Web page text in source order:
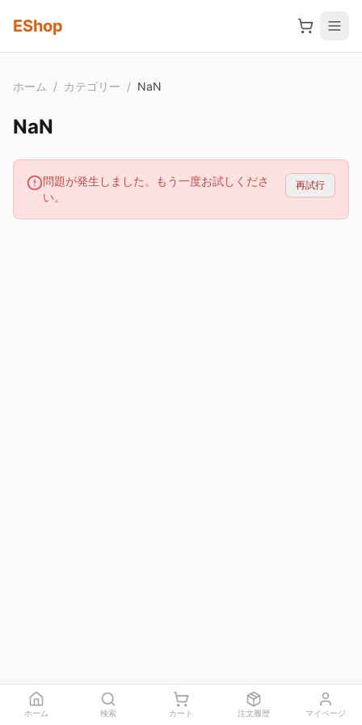
EShop
ホーム / カテゴリー / NaN
NaN
問題が発生しました。もう一度お試しくださ
い。
再試行
ホーム 検索 カート 注文履歴 マイページ